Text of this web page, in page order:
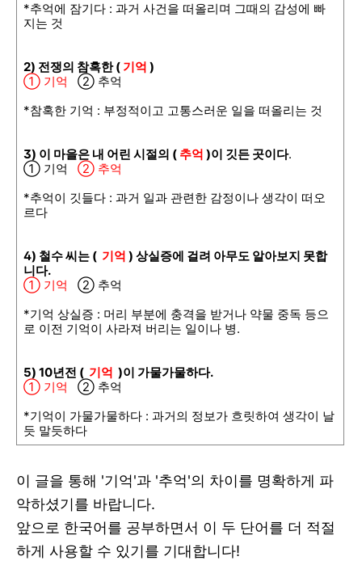
*추억에 잠기다 : 과거 사건을 떠올리며 그때의 감성에 빠
지는 것
2) 전쟁의 참혹한 ( 기억 )
① 기억
② 추억
*참혹한 기억 : 부정적이고 고통스러운 일을 떠올리는 것
3) 이 마을은 내 어린 시절의 ( 추억 )이 깃든 곳이다.
① 기억
② 추억
*추억이 깃들다 : 과거 일과 관련한 감정이나 생각이 떠오
르다
4) 철수 씨는 ( 기억 ) 상실증에 걸려 아무도 알아보지 못합
니다.
① 기억
② 추억
*기억 상실증 : 머리 부분에 충격을 받거나 약물 중독 등으
로 이전 기억이 사라져 버리는 일이나 병.
5) 10년전 ( 기억 )이 가물가물하다.
① 기억
② 추억
*기억이 가물가물하다 : 과거의 정보가 흐릿하여 생각이 날
듯 말듯하다
이 글을 통해 '기억'과 '추억'의 차이를 명확하게 파
악하셨기를 바랍니다.
앞으로 한국어를 공부하면서 이 두 단어를 더 적절
하게 사용할 수 있기를 기대합니다!